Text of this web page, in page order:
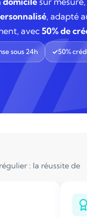
, adapté
avec50% de
sous 24h 50%
: la réussite de